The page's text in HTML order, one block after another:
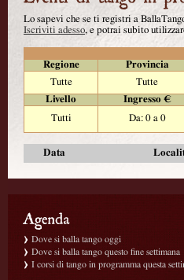
Lo sapevi che se ti registri a
Iscriviti adesso, e potrai subito
Regione
Provincia
Tutte
Tutte
Livello
Ingresso €
Tutti
Da: 0 a 0
Data
Dove si balla tango oggi
Dove si balla tango questo fine settimana
I corsi di tango in programma questa